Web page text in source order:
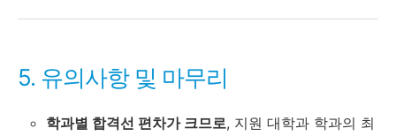
5. 유의사항 및 마무리
학과별 합격선 편차가 크므로, 지원 대학과 학과의 최